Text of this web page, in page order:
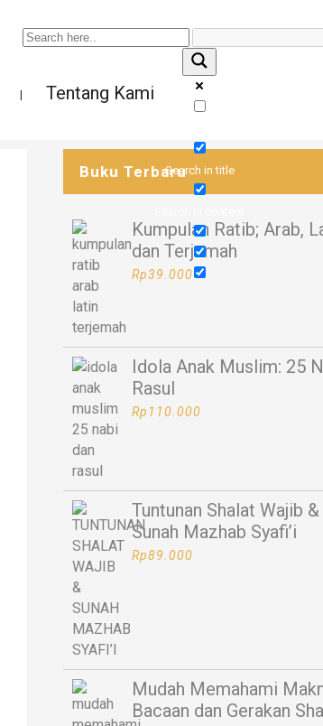
Search in title
Tentang Kami
Buku Terbaru
Kumpulan Ratib; Arab,
dan Terjemah
Rp39.000
Idola Anak Muslim: 25
Rasul
Rp110.000
Tuntunan Shalat Wajib &
Sunah Mazhab Syafi’i
Rp89.000
Mudah Memahami
Bacaan dan Gerakan